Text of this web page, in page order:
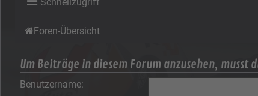
Foren-Übersicht
Um Beiträge in diesem Forum anzusehen,
Benutzername: